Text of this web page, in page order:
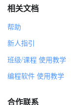
相关文档
帮助
新人指引
班级/课程 使用教学
编程软件 使用教学
合作联系